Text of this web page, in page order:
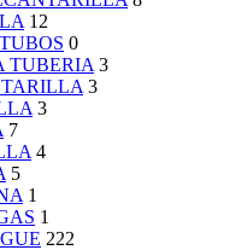
12
0
TUBERIA 3
3
3
7
4
5
1
1
222